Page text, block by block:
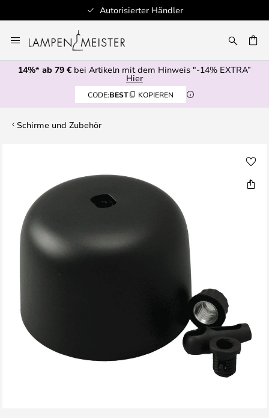
Autorisierter Händler
Inhalt
springen
14%* ab 79 € bei Artikeln mit dem Hinweis "-14% EXTRA”
Hier
CODE:BEST KOPIEREN
Schirme und Zubehör
Bildgalerie
springen